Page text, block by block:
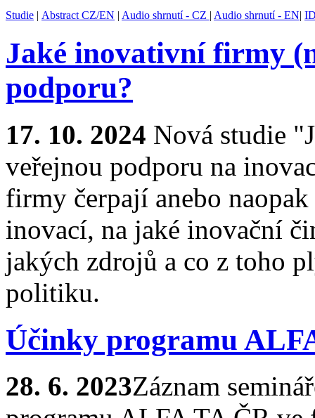
Studie | Abstract CZ/EN | Audio shrnutí - CZ | Audio shrnutí - EN|
Jaké inovativní firmy
podporu?
17. 10. 2024 Nová studie
veřejnou podporu na
firmy čerpají anebo
inovací, na jaké inovační
jakých zdrojů a co z toho
politiku.
Účinky programu
28. 6. 2023Záznam